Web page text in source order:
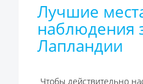
Лучшие
наблюдения
Лапландии
Чтобы действительно